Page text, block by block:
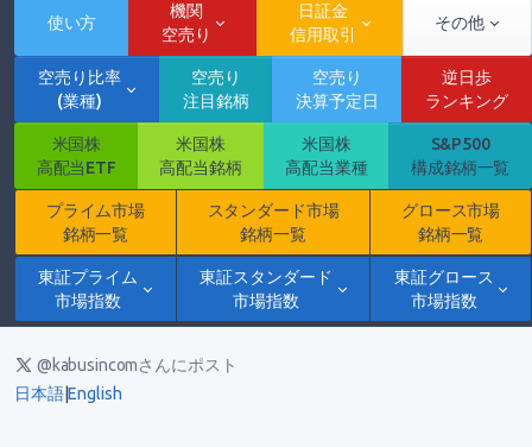
使い方
機関
空売り
日証金
信用取引
その他
空売り比率
(業種)
空売り
注目銘柄
空売り
決算予定日
逆日歩
ランキング
米国株
高配当ETF
米国株
高配当銘柄
米国株
高配当業種
S&P500
構成銘柄一覧
プライム市場
銘柄一覧
スタンダード市場
銘柄一覧
グロース市場
銘柄一覧
東証プライム
市場指数
東証スタンダード
市場指数
東証グロース
市場指数
@kabusincomさんにポスト
日本語|English